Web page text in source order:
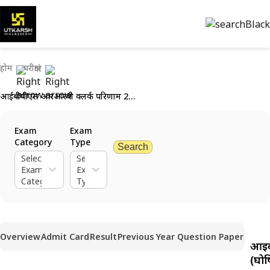
होम परीक्षाएं
आईबीपीएस आरआरबी क्लर्क परिणाम 2024 (घोषित): परिणाम पीडीएफ डाउनलोड करें
Exam
Category
Select
Exam
Category
Exam
Type
Select
Exam
Type
Search
OverviewAdmit CardResultPrevious Year Question Paper